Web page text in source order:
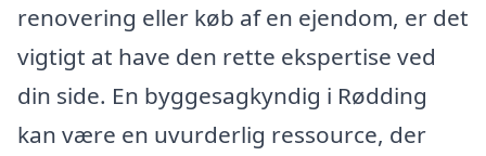
renovering eller køb af en ejendom, er det
vigtigt at have den rette ekspertise ved
din side. En byggesagkyndig i Rødding
kan være en uvurderlig ressource, der